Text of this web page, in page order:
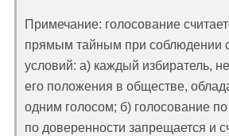
Примечание: голосование
прямым тайным при соблюдении
условий: а) каждый избиратель,
его положения в обществе,
одним голосом; б) голосование
по доверенности запрещается и